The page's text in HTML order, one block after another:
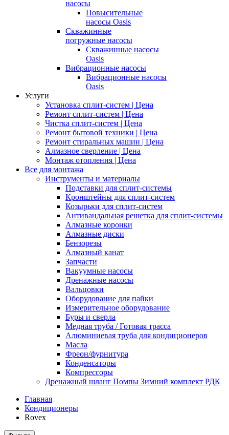
насосы
Повысительные
насосы Oasis
Скважинные
погружные насосы
Скважинные насосы
Oasis
Вибрационные насосы
Вибрационные насосы
Oasis
Услуги
Установка сплит-систем | Цена
Ремонт сплит-систем | Цена
Чистка сплит-систем | Цена
Ремонт бытовой техники | Цена
Ремонт стиральных машин | Цена
Алмазное сверление | Цена
Монтаж отопления | Цена
Все для монтажа
Инструменты и материалы
Подставки для сплит-системы
Кронштейны для сплит-систем
Козырьки для сплит-систем
Антивандальная решетка для сплит-системы
Алмазные коронки
Алмазные диски
Бензорезы
Алмазный канат
Запчасти
Вакуумные насосы
Дренажные насосы
Вальцовки
Оборудование для пайки
Измерительное оборудование
Буры и сверла
Медная труба / Готовая трасса
Алюминиевая труба для кондиционеров
Масла
Фреон/фурнитура
Конденсаторы
Компрессоры
Дренажный шланг Помпы Зимний комплект РДК
Главная
Кондиционеры
Rovex